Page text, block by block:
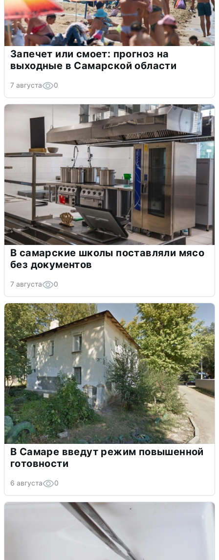
Запечет или смоет: прогноз на
выходные в Самарской области
7 августа 0
В самарские школы поставляли мясо
без документов
7 августа 0
В Самаре введут режим повышенной
готовности
6 августа 0